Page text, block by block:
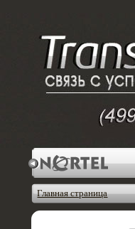
Главная страница